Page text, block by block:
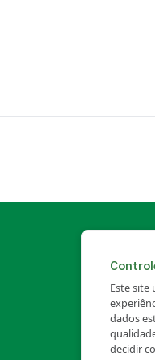
Calça
Cintos
Corta
Este site
dados
decidir